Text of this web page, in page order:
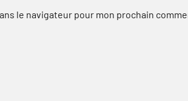
le navigateur pour mon prochain